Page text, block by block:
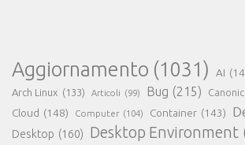
Aggiornamento (1031) AI
Arch Linux (133) Articoli (99) Bug (215)
Cloud (148) Computer (104) Container (143)
Desktop (160) Desktop Environment